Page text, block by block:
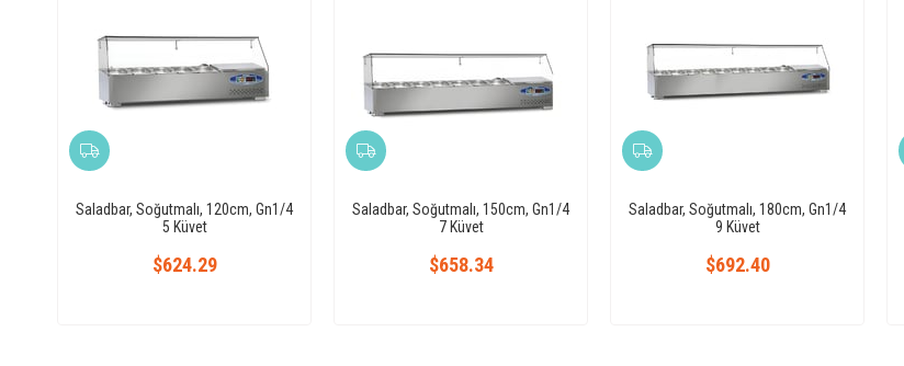
Saladbar, Soğutmalı, 120cm, Gn1/4
5 Küvet
$624.29
Saladbar, Soğutmalı, 150cm, Gn1/4
7 Küvet
$658.34
Saladbar, Soğutmalı, 180cm, Gn1/4
9 Küvet
$692.40